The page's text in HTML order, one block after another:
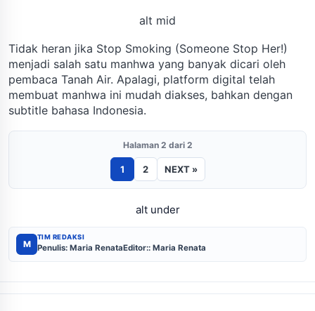
alt mid
Tidak heran jika Stop Smoking (Someone Stop Her!)
menjadi salah satu manhwa yang banyak dicari oleh
pembaca Tanah Air. Apalagi, platform digital telah
membuat manhwa ini mudah diakses, bahkan dengan
subtitle bahasa Indonesia.
Halaman 2 dari 2
1 2 NEXT »
alt under
M
TIM REDAKSI
Penulis: Maria RenataEditor:: Maria Renata